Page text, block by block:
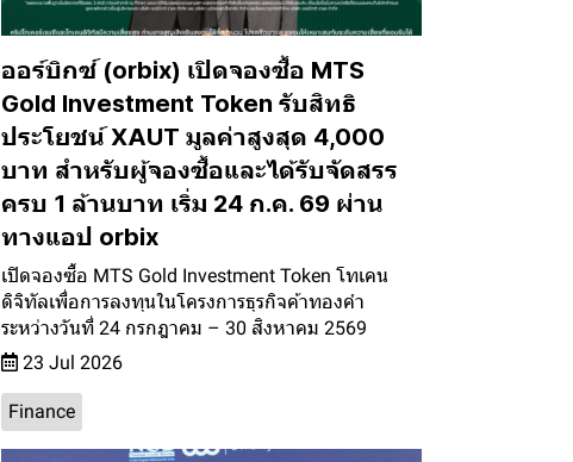
ออร์บิกซ์ (orbix) เปิดจองซื้อ MTS
Gold Investment Token รับสิทธิ
ประโยชน์ XAUT มูลค่าสูงสุด 4,000
บาท สำหรับผู้จองซื้อและได้รับจัดสรร
ครบ 1 ล้านบาท เริ่ม 24 ก.ค. 69 ผ่าน
ทางแอป orbix
เปิดจองซื้อ MTS Gold Investment Token โทเคน
ดิจิทัลเพื่อการลงทุนในโครงการธุรกิจค้าทองคำ
ระหว่างวันที่ 24 กรกฎาคม – 30 สิงหาคม 2569
23 Jul 2026
Finance